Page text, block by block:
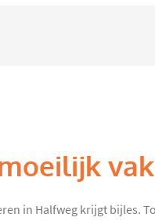
vak
in Halfweg krijgt bijles.